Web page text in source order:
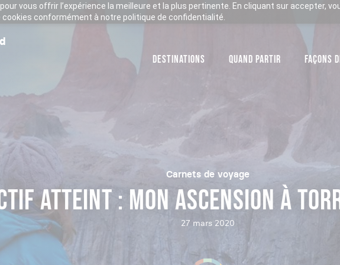
vous offrir l’expérience la meilleure et la plus pertinente. En cliquant sur accepter,
conformément à notre politique de confidentialité.
DESTINATIONS QUAND PARTIR FAÇONS
Carnets de voyage
ATTEINT : MON ASCENSION À
27 mars 2020